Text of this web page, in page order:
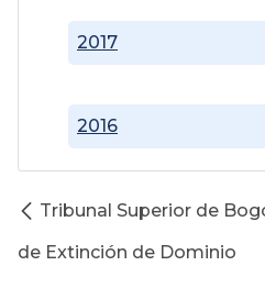
2016
2017
Tribunal Superior de
de Extinción de Dominio